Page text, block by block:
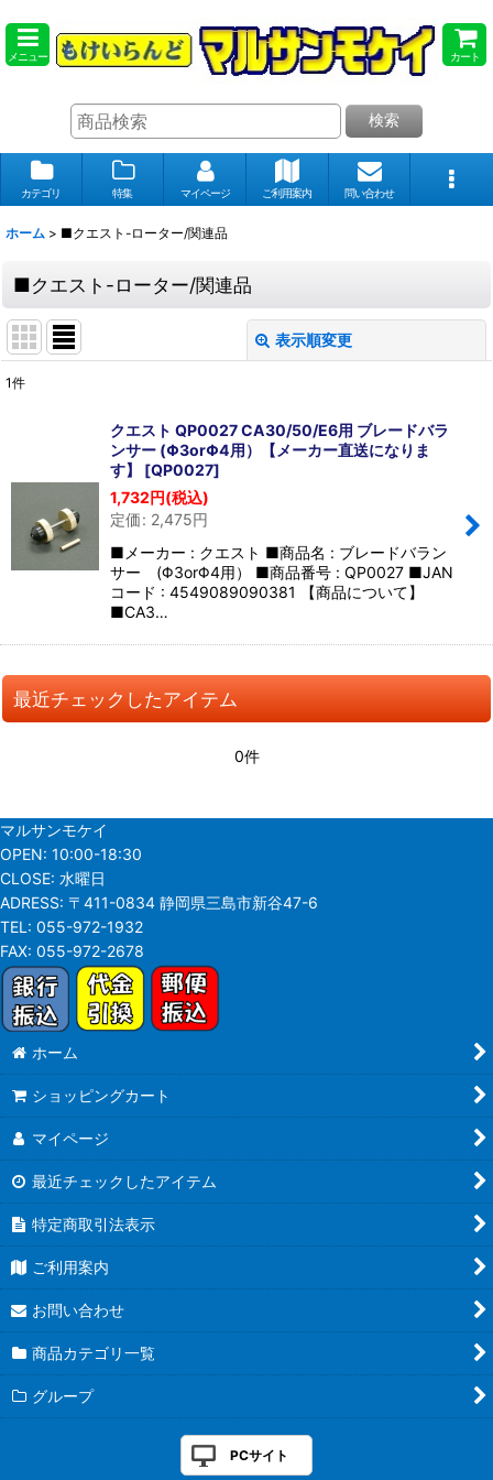
メニュー カート
検索
カテゴリ 特集 マイページ ご利用案内 問い合わせ
ホーム > ■クエスト-ローター/関連品
■クエスト-ローター/関連品
表示順変更
並び順
絞り込む
1件
クエスト QP0027 CA30/50/E6用 ブレードバラ
ンサー (Φ3orΦ4用）【メーカー直送になりま
す】 [QP0027]
1,732円(税込)
定価: 2,475円
■メーカー : クエスト ■商品名 : ブレードバラン
サー (Φ3orΦ4用） ■商品番号 : QP0027 ■JAN
コード : 4549089090381 【商品について】
■CA3…
最近チェックしたアイテム
0件
マルサンモケイ
OPEN: 10:00-18:30
CLOSE: 水曜日
ADRESS: 〒411-0834 静岡県三島市新谷47-6
TEL: 055-972-1932
FAX: 055-972-2678
ホーム
ショッピングカート
マイページ
最近チェックしたアイテム
特定商取引法表示
ご利用案内
お問い合わせ
商品カテゴリ一覧
グループ
PCサイト